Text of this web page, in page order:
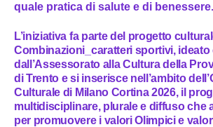
quale pratica di salute e di benessere.
L’iniziativa fa parte del progetto
Combinazioni_caratteri sportivi,
dall’Assessorato alla Cultura della
di Trento e si inserisce nell’ambito
Culturale di Milano Cortina 2026, il
multidisciplinare, plurale e diffuso che
per promuovere i valori Olimpici e